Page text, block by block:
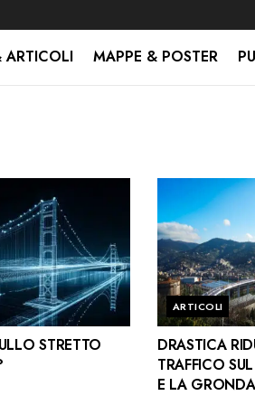
ARTICOLI MAPPE & POSTER
STRETTO
ARTICOLI
DRASTICA
TRAFFICO
E LA